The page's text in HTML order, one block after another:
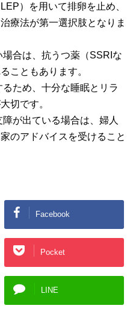
）を用いて排卵を止め、
療法が第一選択肢となりま
合は、抗うつ薬（SSRIな
こともあります。
ため、十分な睡眠とリラ
切です。
が出ている場合は、婦人
のアドバイスを受けること
Facebook
Pocket
LINE